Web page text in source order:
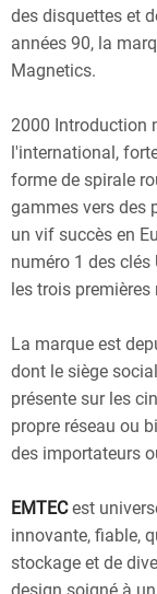
des disquettes et
années 90, la
Magnetics.
2000 Introduction
l'international,
forme de spirale
gammes vers des
un vif succès en
numéro 1 des clés
les trois premières
La marque est
dont le siège
présente sur les
propre réseau ou
des importateurs
EMTECest
innovante, fiable,
stockage et de